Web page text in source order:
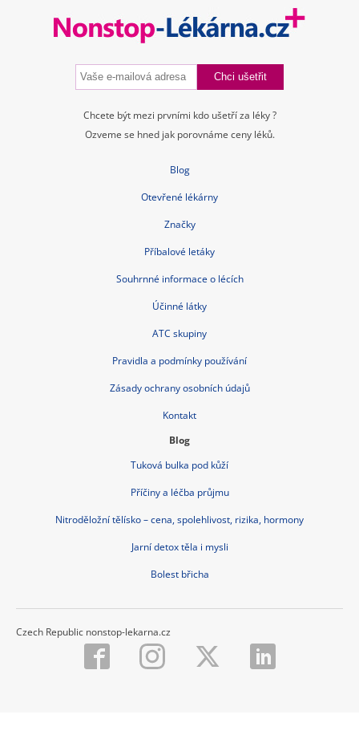
Chcete být mezi prvními kdo ušetří za léky ?
Ozveme se hned jak porovnáme ceny léků.
Blog
Otevřené lékárny
Značky
Příbalové letáky
Souhrnné informace o lécích
Účinné látky
ATC skupiny
Pravidla a podmínky používání
Zásady ochrany osobních údajů
Kontakt
Blog
Tuková bulka pod kůží
Příčiny a léčba průjmu
Nitroděložní tělísko – cena, spolehlivost, rizika, hormony
Jarní detox těla i mysli
Bolest břicha
Czech Republic nonstop-lekarna.cz